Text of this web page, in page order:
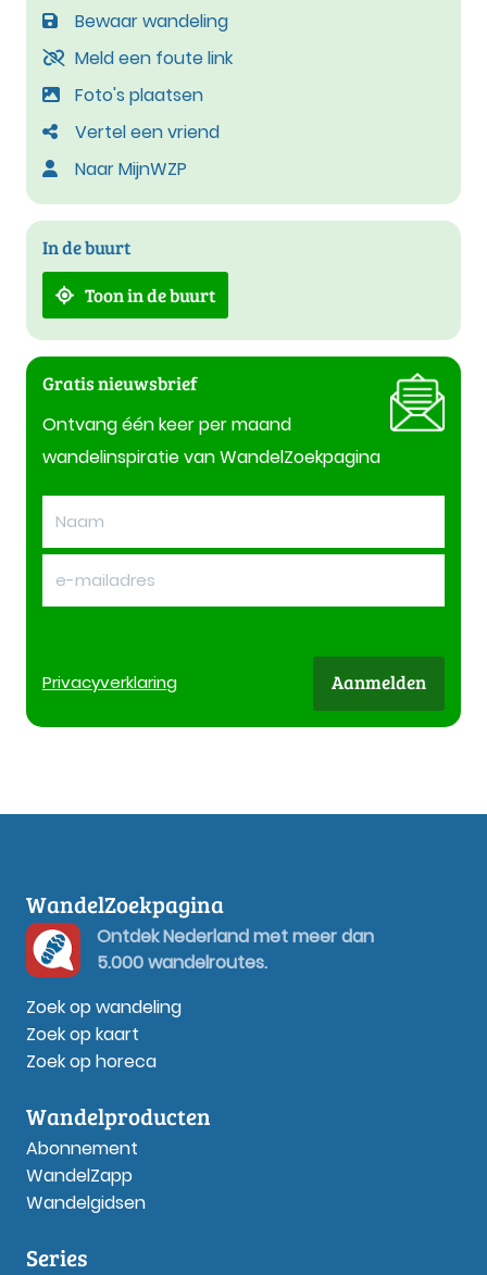
Bewaar wandeling
Meld een foute link
Foto's plaatsen
Vertel een vriend
Naar MijnWZP
In de buurt
Toon in de buurt
Gratis nieuwsbrief
Ontvang één keer per maand
wandelinspiratie van WandelZoekpagina
Privacyverklaring Aanmelden
WandelZoekpagina
Ontdek Nederland met meer dan
5.000 wandelroutes.
Zoek op wandeling
Zoek op kaart
Zoek op horeca
Wandelproducten
Abonnement
WandelZapp
Wandelgidsen
Series